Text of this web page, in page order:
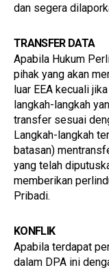
dan segera
TRANSFER DATA
Apabila Hukum
pihak yang akan
luar EEA kecuali
langkah-langkah
transfer sesuai
Langkah-langkah
batasan)
yang telah
memberikan
Pribadi.
KONFLIK
Apabila terdapat
dalam DPA ini